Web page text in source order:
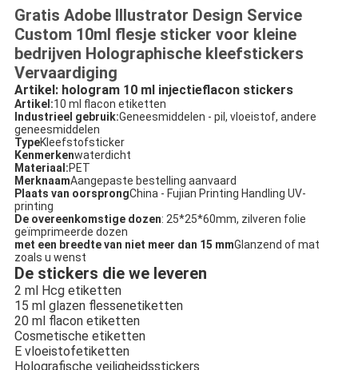
Gratis Adobe Illustrator Design Service
Custom 10ml flesje sticker voor kleine
bedrijven Holographische kleefstickers
Vervaardiging
Artikel: hologram 10 ml injectieflacon stickers
Artikel:10 ml flacon etiketten
Industrieel gebruik:Geneesmiddelen - pil, vloeistof, andere
geneesmiddelen
TypeKleefstofsticker
Kenmerkenwaterdicht
Materiaal:PET
MerknaamAangepaste bestelling aanvaard
Plaats van oorsprongChina - Fujian Printing Handling UV-
printing
De overeenkomstige dozen: 25*25*60mm, zilveren folie
geïmprimeerde dozen
met een breedte van niet meer dan 15 mmGlanzend of mat
zoals u wenst
De stickers die we leveren
2 ml Hcg etiketten
15 ml glazen flessenetiketten
20 ml flacon etiketten
Cosmetische etiketten
E vloeistofetiketten
Holografische veiligheidsstickers